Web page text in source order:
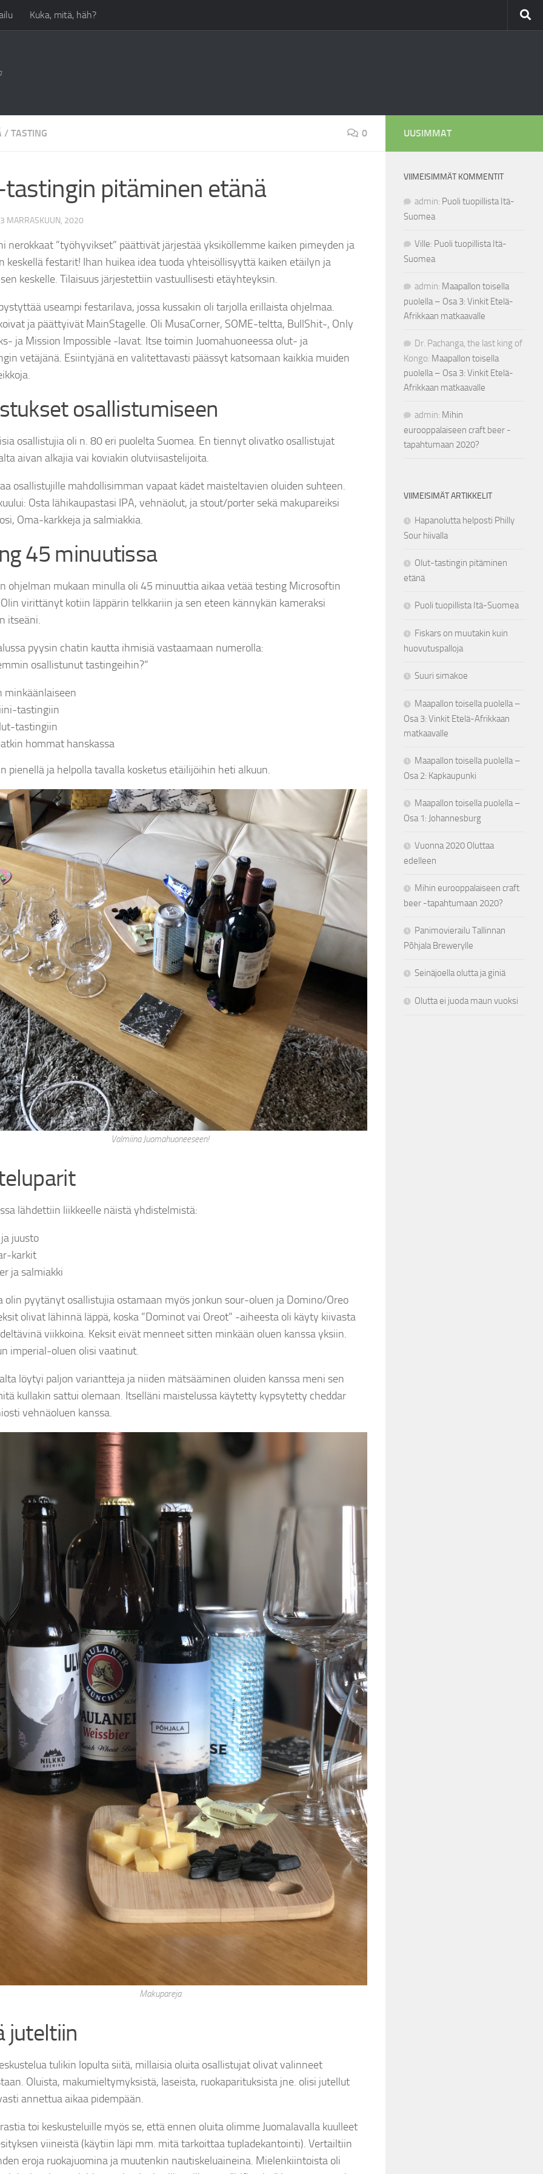
Kuka, mitä, häh?
/ TASTING 0
pitäminen etänä
MARRASKUUN, 2020
nerokkaat ”työhyvikset” päättivät järjestää yksiköllemme kaiken pimeyden ja
keskellä festarit! Ihan huikea idea tuoda yhteisöllisyyttä kaiken etäilyn ja
keskelle. Tilaisuus järjestettiin vastuullisesti etäyhteyksin.
useampi festarilava, jossa kussakin oli tarjolla erillaista ohjelmaa.
ja päättyivät MainStagelle. Oli MusaCorner, SOME-teltta, BullShit-, Only
ja Mission Impossible -lavat. Itse toimin Juomahuoneessa olut- ja
vetäjänä. Esiintyjänä en valitettavasti päässyt katsomaan kaikkia muiden
osallistumiseen
osallistujia oli n. 80 eri puolelta Suomea. En tiennyt olivatko osallistujat
aivan alkajia vai koviakin olutviisastelijoita.
osallistujille mahdollisimman vapaat kädet maisteltavien oluiden suhteen.
Osta lähikaupastasi IPA, vehnäolut, ja stout/porter sekä makupareiksi
Oma-karkkeja ja salmiakkia.
45 minuutissa
ohjelman mukaan minulla oli 45 minuuttia aikaa vetää testing Microsoftin
virittänyt kotiin läppärin telkkariin ja sen eteen kännykän kameraksi
itseäni.
pyysin chatin kautta ihmisiä vastaamaan numerolla:
osallistunut tastingeihin?”
minkäänlaiseen
tastingiin
tastingiin
hommat hanskassa
pienellä ja helpolla tavalla kosketus etäilijöihin heti alkuun.
Valmiina Juomahuoneeseen!
lähdettiin liikkeelle näistä yhdistelmistä:
juusto
karkit
ja salmiakki
olin pyytänyt osallistujia ostamaan myös jonkun sour-oluen ja Domino/Oreo
olivat lähinnä läppä, koska ”Dominot vai Oreot” -aiheesta oli käyty kiivasta
viikkoina. Keksit eivät menneet sitten minkään oluen kanssa yksiin.
imperial-oluen olisi vaatinut.
löytyi paljon variantteja ja niiden mätsääminen oluiden kanssa meni sen
kullakin sattui olemaan. Itselläni maistelussa käytetty kypsytetty cheddar
vehnäoluen kanssa.
Makupareja
juteltiin
tulikin lopulta siitä, millaisia oluita osallistujat olivat valinneet
Oluista, makumieltymyksistä, laseista, ruokaparituksista jne. olisi jutellut
annettua aikaa pidempään.
toi keskusteluille myös se, että ennen oluita olimme Juomalavalla kuulleet
viineistä (käytiin läpi mm. mitä tarkoittaa tupladekantointi). Vertailtiin
eroja ruokajuomina ja muutenkin nautiskeluaineina. Mielenkiintoista oli
4 vuotta ago
2016: 20 litraa / 2022:
sotaratsuilla on
ja näissä käsissä
bytehonator
@craftbeerhelsinki
#craftbeerhelsinki
#craftbeer #beerfestival
Se oli kuulkaas enää vajaa kaksi viikkoa
odotusaikaa jäljellä!! 16.7.2022 tärähtää hanat
auki Orimattilassa Ja jos vielä mietit, että mikä
Boom! Nyt se on vihdoin julki
alkaen pyörähtää käyntiin
pannaan pystyyn
UUSIMMAT
VIIMEISIMMÄT KOMMENTIT
admin: Puoli tuopillista Itä-
Suomea
Ville: Puoli tuopillista Itä-
Suomea
admin: Maapallon toisella
puolella – Osa 3: Vinkit Etelä-
Afrikkaan matkaavalle
Dr. Pachanga, the last king of
Kongo: Maapallon toisella
puolella – Osa 3: Vinkit Etelä-
Afrikkaan matkaavalle
admin: Mihin
eurooppalaiseen craft beer -
tapahtumaan 2020?
VIIMEISIMÄT ARTIKKELIT
Hapanolutta helposti Philly
Sour hiivalla
Olut-tastingin pitäminen
etänä
Puoli tuopillista Itä-Suomea
Fiskars on muutakin kuin
huovutuspalloja
Suuri simakoe
Maapallon toisella puolella –
Osa 3: Vinkit Etelä-Afrikkaan
matkaavalle
Maapallon toisella puolella –
Osa 2: Kapkaupunki
Maapallon toisella puolella –
Osa 1: Johannesburg
Vuonna 2020 Oluttaa
edelleen
Mihin eurooppalaiseen craft
beer -tapahtumaan 2020?
Panimovierailu Tallinnan
Põhjala Brewerylle
Seinäjoella olutta ja giniä
Olutta ei juoda maun vuoksi